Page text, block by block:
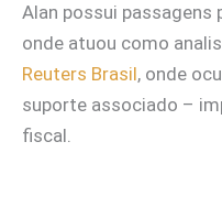
Alan possui passagens
onde atuou como
Reuters Brasil, onde
suporte associado –
fiscal.